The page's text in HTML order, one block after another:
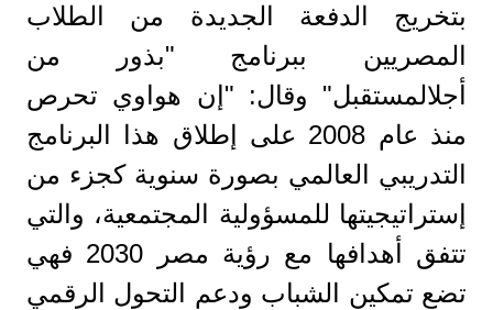
بتخريج الدفعة الجديدة من الطلاب
المصريين ببرنامج "بذور من
أجلالمستقبل" وقال: "إن هواوي تحرص
منذ عام 2008 على إطلاق هذا البرنامج
التدريبي العالمي بصورة سنوية كجزء من
إستراتيجيتها للمسؤولية المجتمعية، والتي
تتفق أهدافها مع رؤية مصر 2030 فهي
تضع تمكين الشباب ودعم التحول الرقمي